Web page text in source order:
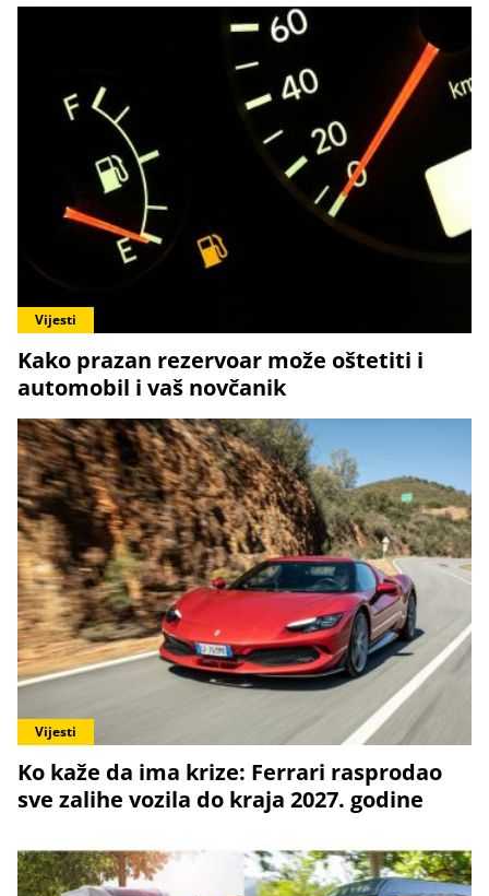
Vijesti
Kako prazan rezervoar može oštetiti i
automobil i vaš novčanik
Vijesti
Ko kaže da ima krize: Ferrari rasprodao
sve zalihe vozila do kraja 2027. godine